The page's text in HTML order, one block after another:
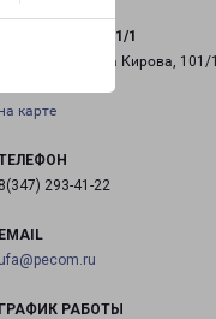
КИРОВА 101/1
Уфа, улица Кирова, 101/1
карте
293-41-22
РАБОТЫ